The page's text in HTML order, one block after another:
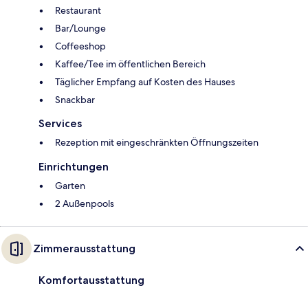
Restaurant
Bar/Lounge
Coffeeshop
Kaffee/Tee im öffentlichen Bereich
Täglicher Empfang auf Kosten des Hauses
Snackbar
Services
Rezeption mit eingeschränkten Öffnungszeiten
Einrichtungen
Garten
2 Außenpools
Zimmerausstattung
Komfortausstattung